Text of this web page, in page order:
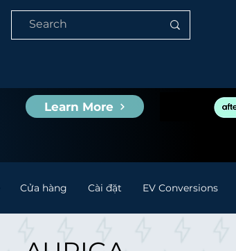
Learn More
Cửa hàng Cài đặt EV Conversions